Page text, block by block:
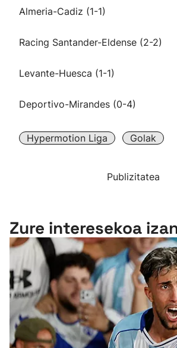
Almeria-Cadiz (1-1)
Racing Santander-Eldense (2-2)
Levante-Huesca (1-1)
Deportivo-Mirandes (0-4)
Hypermotion Liga Golak
Publizitatea
Zure interesekoa